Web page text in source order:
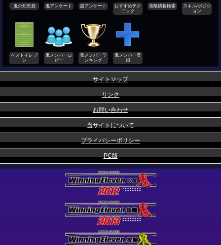
鬼の知恵袋 鬼アンケート 超アンケート
おすすめテク
ニック
攻略情報検索
スキル/ポジシ
ョン
ベストイレブ
ン
鬼メンバーロ
ビー
鬼メンバーラ
ンキング
鬼メンバー登
録
サイトマップ
リンク
お問い合わせ
当サイトについて
プライバシーポリシー
PC版